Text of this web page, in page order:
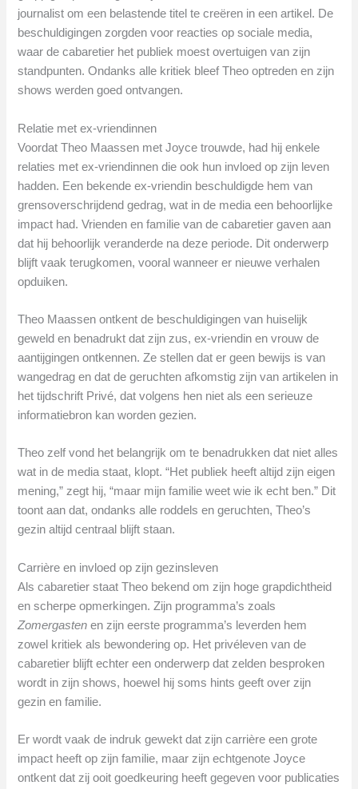
journalist om een belastende titel te creëren in een artikel. De
beschuldigingen zorgden voor reacties op sociale media,
waar de cabaretier het publiek moest overtuigen van zijn
standpunten. Ondanks alle kritiek bleef Theo optreden en zijn
shows werden goed ontvangen.
Relatie met ex-vriendinnen
Voordat Theo Maassen met Joyce trouwde, had hij enkele
relaties met ex-vriendinnen die ook hun invloed op zijn leven
hadden. Een bekende ex-vriendin beschuldigde hem van
grensoverschrijdend gedrag, wat in de media een behoorlijke
impact had. Vrienden en familie van de cabaretier gaven aan
dat hij behoorlijk veranderde na deze periode. Dit onderwerp
blijft vaak terugkomen, vooral wanneer er nieuwe verhalen
opduiken.
Theo Maassen ontkent de beschuldigingen van huiselijk
geweld en benadrukt dat zijn zus, ex-vriendin en vrouw de
aantijgingen ontkennen. Ze stellen dat er geen bewijs is van
wangedrag en dat de geruchten afkomstig zijn van artikelen in
het tijdschrift Privé, dat volgens hen niet als een serieuze
informatiebron kan worden gezien.
Theo zelf vond het belangrijk om te benadrukken dat niet alles
wat in de media staat, klopt. “Het publiek heeft altijd zijn eigen
mening,” zegt hij, “maar mijn familie weet wie ik echt ben.” Dit
toont aan dat, ondanks alle roddels en geruchten, Theo’s
gezin altijd centraal blijft staan.
Carrière en invloed op zijn gezinsleven
Als cabaretier staat Theo bekend om zijn hoge grapdichtheid
en scherpe opmerkingen. Zijn programma’s zoals
Zomergasten en zijn eerste programma’s leverden hem
zowel kritiek als bewondering op. Het privéleven van de
cabaretier blijft echter een onderwerp dat zelden besproken
wordt in zijn shows, hoewel hij soms hints geeft over zijn
gezin en familie.
Er wordt vaak de indruk gewekt dat zijn carrière een grote
impact heeft op zijn familie, maar zijn echtgenote Joyce
ontkent dat zij ooit goedkeuring heeft gegeven voor publicaties